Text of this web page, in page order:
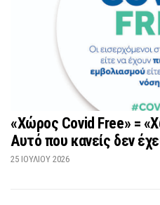
«Χώρος Covid Free» =
Αυτό που κανείς δεν
25 ΙΟΥΛΊΟΥ 2026